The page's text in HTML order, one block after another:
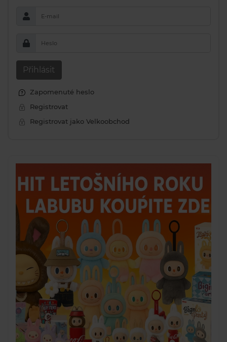
E-mail
Heslo
Přihlásit
Zapomenuté heslo
Registrovat
Registrovat jako Velkoobchod